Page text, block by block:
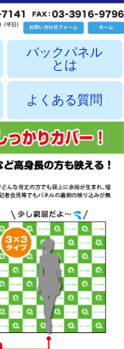
バックパネル
とは
よくある質問